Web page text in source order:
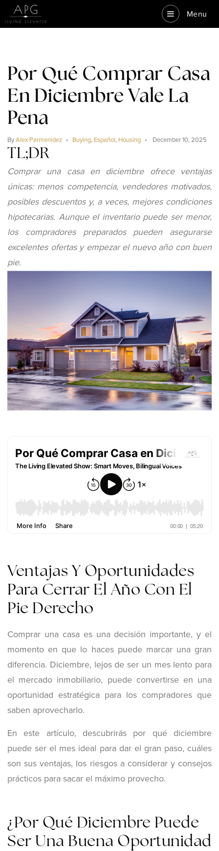
Menu
Por Qué Comprar Casa
En Diciembre Vale La
Pena
ByAlex Parmenidez Buying, Español, Housing December 10, 2025
TL;DR
Comprar una casa en diciembre ofrece ventajas
únicas: menos competencia, vendedores motivados,
posibles descuentos y, a veces, mejores condiciones
hipotecarias. Aunque el inventario puede ser menor,
los compradores preparados pueden asegurarse
excelentes ofertas y empezar el nuevo año con buen
pie.
Ventajas Y Oportunidades
Para Cerrar El Año Con El
Pie Derecho
Comprar una casa es una decisión importante, y el
momento en que lo haces puede marcar una gran
diferencia. Diciembre, lejos de ser un mes lento para
el mercado inmobiliario, puede convertirse en una
oportunidad estratégica para los compradores que
saben aprovecharlo.
En este artículo, descubrirás por qué diciembre
puede ser el mes ideal para dar el gran paso, cuáles
son sus ventajas, los riesgos a considerar y consejos
prácticos para sacar el máximo provecho.
¿Por Qué Diciembre Puede
Ser Una Buena Oportunidad